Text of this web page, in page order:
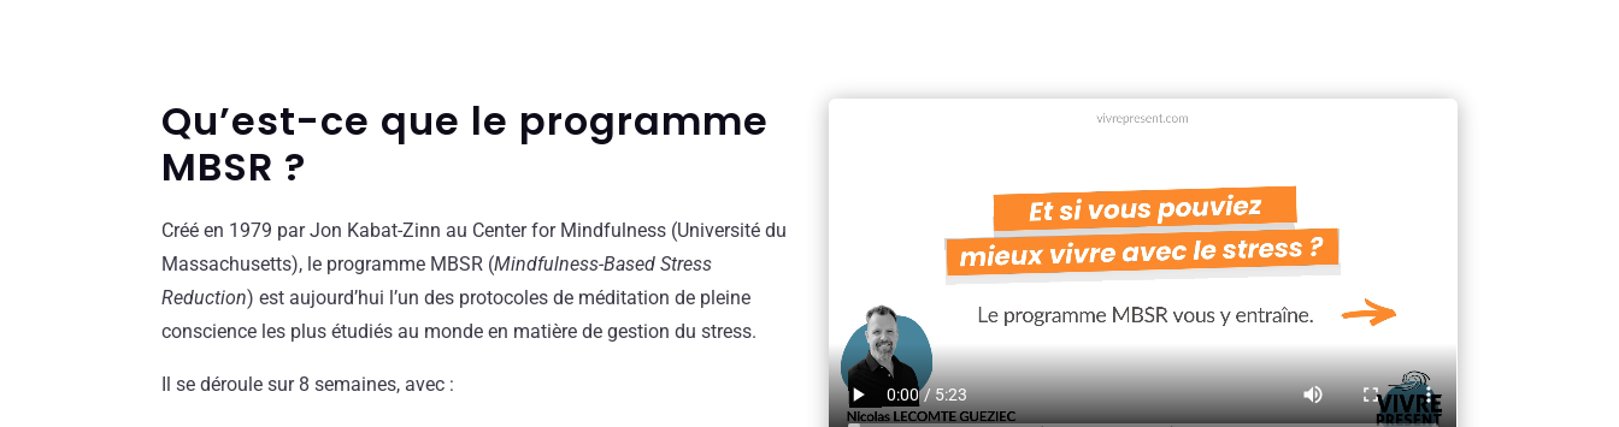
Qu’est-ce que le programme
MBSR ?
Créé en 1979 par Jon Kabat-Zinn au Center for Mindfulness (Université du
Massachusetts), le programme MBSR (Mindfulness-Based Stress
Reduction) est aujourd’hui l’un des protocoles de méditation de pleine
conscience les plus étudiés au monde en matière de gestion du stress.
Il se déroule sur 8 semaines, avec :